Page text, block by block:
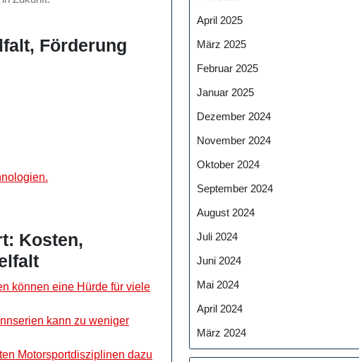
Förderung
Kosten,
können eine Hürde für viele
kann zu weniger
Motorsportdisziplinen dazu
April 2025
März 2025
Februar 2025
Januar 2025
Dezember 2024
November 2024
Oktober 2024
September 2024
August 2024
Juli 2024
Juni 2024
Mai 2024
April 2024
März 2024